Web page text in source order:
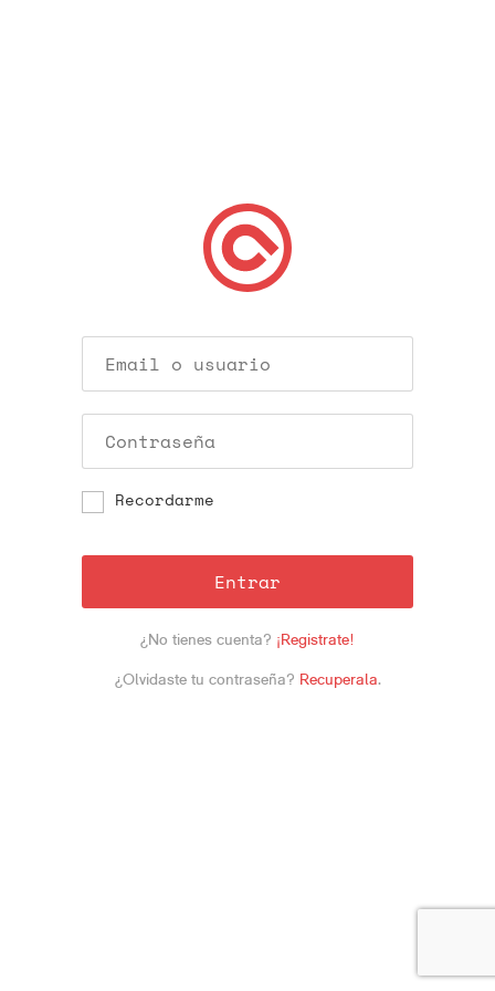
Recordarme
Entrar
¿No tienes cuenta? ¡Registrate!
¿Olvidaste tu contraseña? Recuperala.